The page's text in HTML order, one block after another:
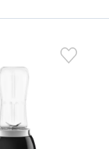
старт: Так
швидкість
ножів:
ножі: Так
глечик/ кришка: